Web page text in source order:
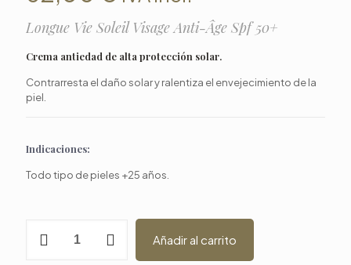
Longue Vie Soleil Visage Anti-Âge Spf 50+
Crema antiedad de alta protección solar.
Contrarresta el daño solar y ralentiza el envejecimiento de la
piel.
Indicaciones:
Todo tipo de pieles +25 años.
Hydrazone
Añadir al carrito